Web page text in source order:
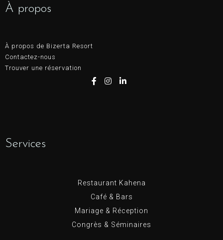
À propos
À propos de Bizerta Resort
Contactez-nous
Trouver une réservation
Services
Restaurant Kahena
Café & Bars
Mariage & Réception
Congrès & Séminaires